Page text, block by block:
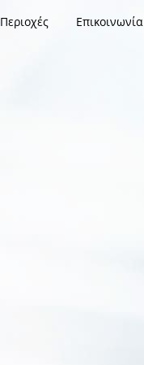
Περιοχές Επικοινωνία